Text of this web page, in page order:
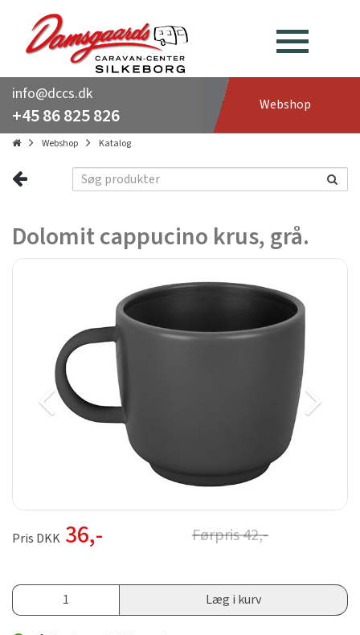
info@dccs.dk
+45 86 825 826 Webshop
Webshop Katalog
Dolomit cappucino krus, grå.
Pris DKK 36,- Førpris42,-
Læg i kurv